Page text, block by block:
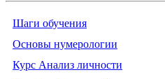
Шаги обучения
Основы нумерологии
Курс Анализ личности